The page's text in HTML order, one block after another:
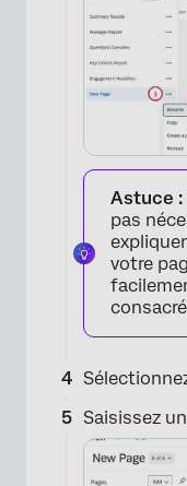
Astuce :
pas
votre
Saisissez